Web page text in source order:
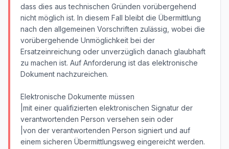
dass dies aus technischen Gründen vorübergehend
nicht möglich ist. In diesem Fall bleibt die Übermittlung
nach den allgemeinen Vorschriften zulässig, wobei die
vorübergehende Unmöglichkeit bei der
Ersatzeinreichung oder unverzüglich danach glaubhaft
zu machen ist. Auf Anforderung ist das elektronische
Dokument nachzureichen.
Elektronische Dokumente müssen
|mit einer qualifizierten elektronischen Signatur der
verantwortenden Person versehen sein oder
|von der verantwortenden Person signiert und auf
einem sicheren Übermittlungsweg eingereicht werden.